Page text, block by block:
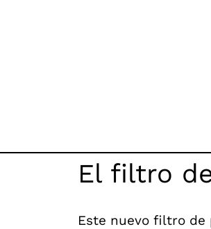
El filtro
Este nuevo filtro de